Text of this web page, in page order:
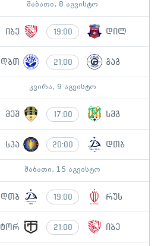
შაბათი, 8 აგვისტო
იბე 19:00 დილ
დბთ 21:00 გაგ
კვირა, 9 აგვისტო
მეშ 17:00 სმგ
სპა 20:00 დთბ
შაბათი, 15 აგვისტო
დთბ 19:00 რუს
ტორ 21:00 იბე